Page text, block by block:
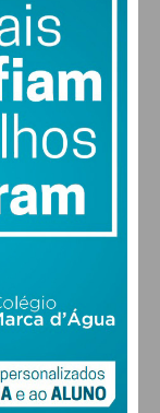
29
TER
PAÇOS DE